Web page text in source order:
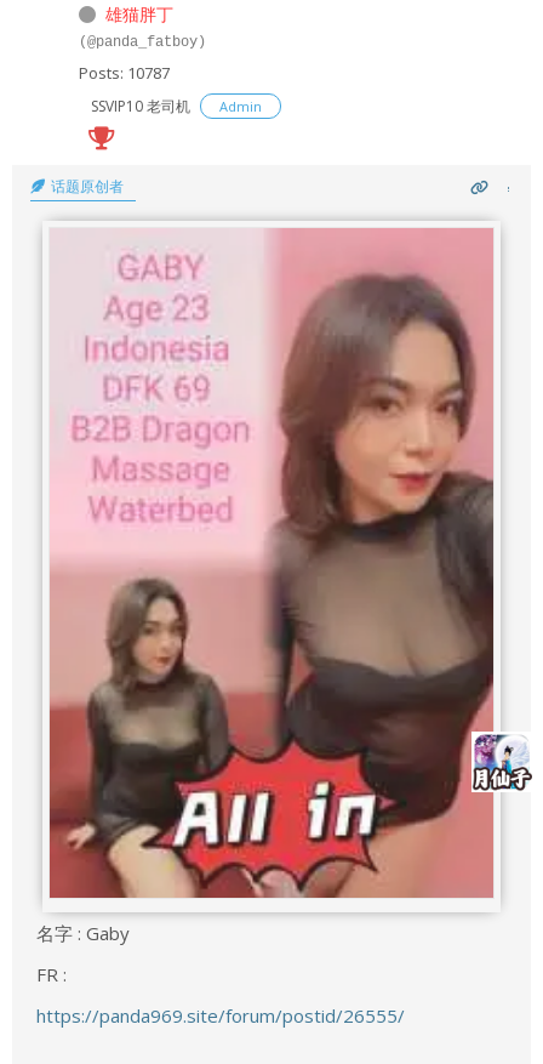
雄猫胖丁
(@panda_fatboy)
Posts: 10787
SSVIP10 老司机 Admin
话题原创者
名字 : Gaby
FR :
https://panda969.site/forum/postid/26555/